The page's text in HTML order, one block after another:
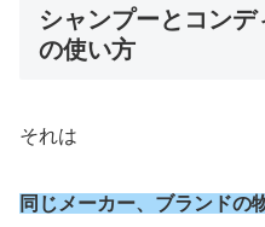
シャンプーとコン
の使い方
それは
同じメーカー、ブランドの